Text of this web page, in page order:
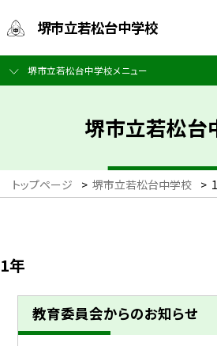
堺市立若松台中学校
堺市立若松台中学校メニュー
堺市立若松台
トップページ > 堺市立若松台中学校 >
1年
教育委員会からのお知らせ